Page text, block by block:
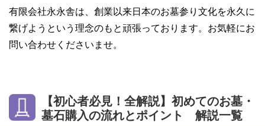
有限会社永永舎は、創業以来日本のお墓参り文化を永久に
繋げようという理念のもと頑張っております。お気軽にお
問い合わせくださいませ。
【初心者必見！全解説】初めてのお墓・
墓石購入の流れとポイント 解説一覧